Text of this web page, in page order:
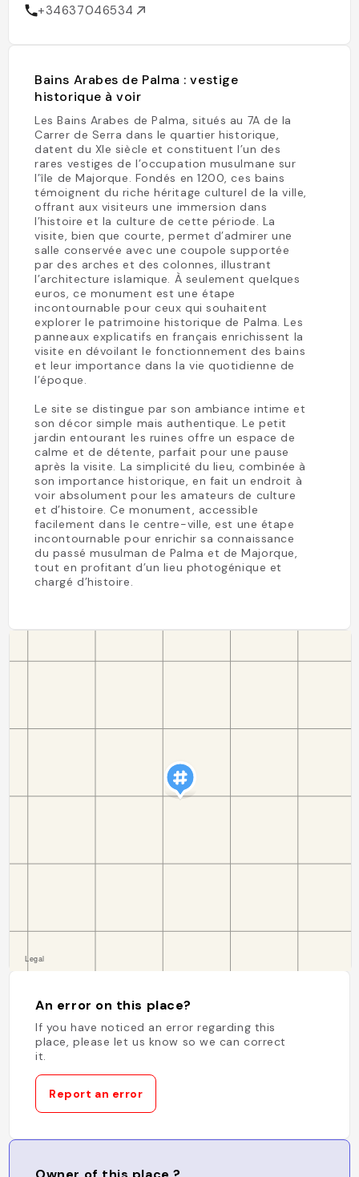
+34637046534
Bains Arabes de Palma : vestige
historique à voir
Les Bains Arabes de Palma, situés au 7A de la
Carrer de Serra dans le quartier historique,
datent du XIe siècle et constituent l’un des
rares vestiges de l’occupation musulmane sur
l’île de Majorque. Fondés en 1200, ces bains
témoignent du riche héritage culturel de la ville,
offrant aux visiteurs une immersion dans
l’histoire et la culture de cette période. La
visite, bien que courte, permet d’admirer une
salle conservée avec une coupole supportée
par des arches et des colonnes, illustrant
l’architecture islamique. À seulement quelques
euros, ce monument est une étape
incontournable pour ceux qui souhaitent
explorer le patrimoine historique de Palma. Les
panneaux explicatifs en français enrichissent la
visite en dévoilant le fonctionnement des bains
et leur importance dans la vie quotidienne de
l’époque.
Le site se distingue par son ambiance intime et
son décor simple mais authentique. Le petit
jardin entourant les ruines offre un espace de
calme et de détente, parfait pour une pause
après la visite. La simplicité du lieu, combinée à
son importance historique, en fait un endroit à
voir absolument pour les amateurs de culture
et d’histoire. Ce monument, accessible
facilement dans le centre-ville, est une étape
incontournable pour enrichir sa connaissance
du passé musulman de Palma et de Majorque,
tout en profitant d’un lieu photogénique et
chargé d’histoire.
An error on this place?
If you have noticed an error regarding this
place, please let us know so we can correct
it.
Report an error